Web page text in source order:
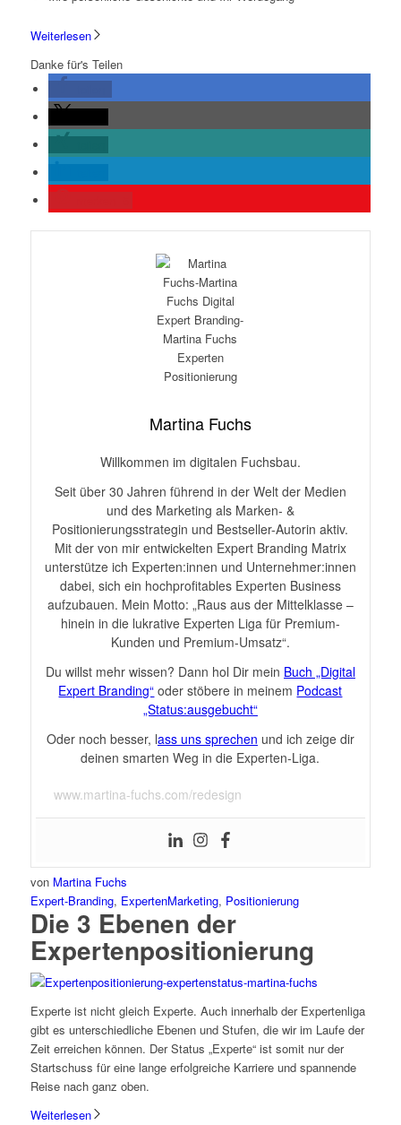
Weiterlesen
Danke für's Teilen
Martina Fuchs
Willkommen im digitalen Fuchsbau.
Seit über 30 Jahren führend in der Welt der Medien
und des Marketing als Marken- &
Positionierungsstrategin und Bestseller-Autorin aktiv.
Mit der von mir entwickelten Expert Branding Matrix
unterstütze ich Experten:innen und Unternehmer:innen
dabei, sich ein hochprofitables Experten Business
aufzubauen. Mein Motto: „Raus aus der Mittelklasse –
hinein in die lukrative Experten Liga für Premium-
Kunden und Premium-Umsatz“.
Du willst mehr wissen? Dann hol Dir mein Buch „Digital
Expert Branding“ oder stöbere in meinem Podcast
„Status:ausgebucht“
Oder noch besser, lass uns sprechen und ich zeige dir
deinen smarten Weg in die Experten-Liga.
www.martina-fuchs.com/redesign
von Martina Fuchs
Expert-Branding, ExpertenMarketing, Positionierung
Die 3 Ebenen der
Expertenpositionierung
Experte ist nicht gleich Experte. Auch innerhalb der Expertenliga
gibt es unterschiedliche Ebenen und Stufen, die wir im Laufe der
Zeit erreichen können. Der Status „Experte“ ist somit nur der
Startschuss für eine lange erfolgreiche Karriere und spannende
Reise nach ganz oben.
Weiterlesen